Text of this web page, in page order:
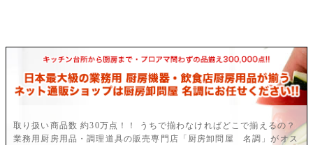
取り扱い商品数 約30万点！！ うちで揃わなければどこで揃えるの？
業務用厨房用品・調理道具の販売専門店「厨房卸問屋 名調」がオス